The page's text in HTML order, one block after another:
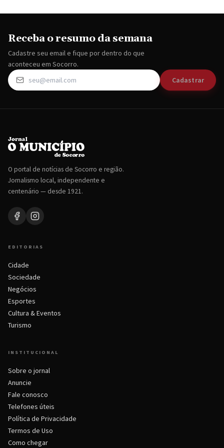
Receba o resumo da semana
Cadastre seu email e fique por dentro do que
aconteceu em Socorro.
Cadastrar
O portal de notícias de Socorro e região.
Jornalismo local, independente e
centenário — desde 1921.
EDITORIAS
Cidade
Sociedade
Negócios
Esportes
Cultura & Eventos
Turismo
INSTITUCIONAL
Sobre o jornal
Anuncie
Fale conosco
Telefones úteis
Política de Privacidade
Termos de Uso
Como chegar